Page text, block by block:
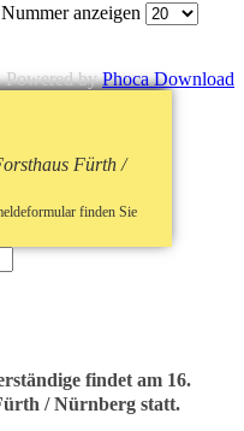
Nummer anzeigen
Powered byPhoca Download
Fürth /
finden Sie
findet am 16.
/ Nürnberg statt.